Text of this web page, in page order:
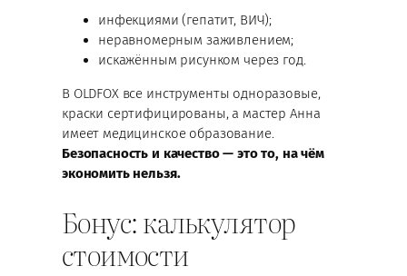
инфекциями (гепатит, ВИЧ);
неравномерным заживлением;
искажённым рисунком через год.
В OLDFOX все инструменты одноразовые,
краски сертифицированы, а мастер Анна
имеет медицинское образование.
Безопасность и качество — это то, на чём
экономить нельзя.
Бонус: калькулятор
стоимости